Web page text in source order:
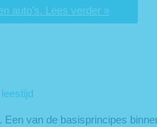
auto’s. Lees verder »
van de basisprincipes